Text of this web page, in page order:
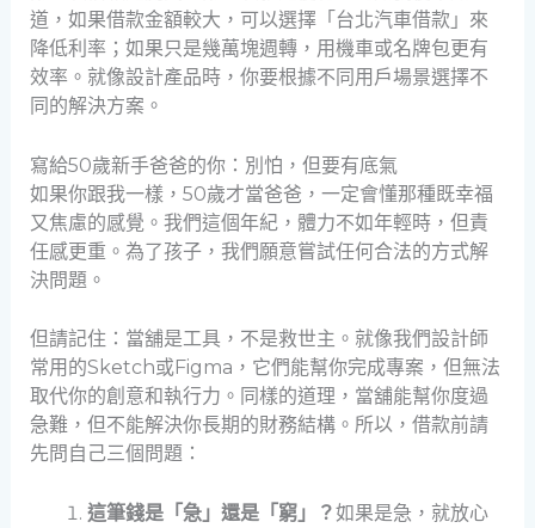
道，如果借款金額較大，可以選擇「台北汽車借款」來
降低利率；如果只是幾萬塊週轉，用機車或名牌包更有
效率。就像設計產品時，你要根據不同用戶場景選擇不
同的解決方案。
寫給50歲新手爸爸的你：別怕，但要有底氣
如果你跟我一樣，50歲才當爸爸，一定會懂那種既幸福
又焦慮的感覺。我們這個年紀，體力不如年輕時，但責
任感更重。為了孩子，我們願意嘗試任何合法的方式解
決問題。
但請記住：當舖是工具，不是救世主。就像我們設計師
常用的Sketch或Figma，它們能幫你完成專案，但無法
取代你的創意和執行力。同樣的道理，當舖能幫你度過
急難，但不能解決你長期的財務結構。所以，借款前請
先問自己三個問題：
這筆錢是「急」還是「窮」？如果是急，就放心